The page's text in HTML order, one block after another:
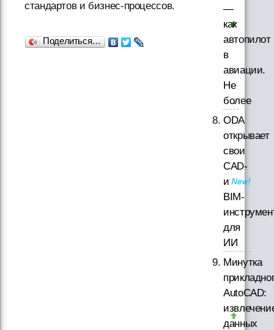
стандартов и бизнес-процессов.
Поделиться…
—
как
автопилот
в
авиации.
Не
более
ODA
открывает
свои
CAD-
и
BIM-
для
ИИ
Минутка
AutoCAD:
данных